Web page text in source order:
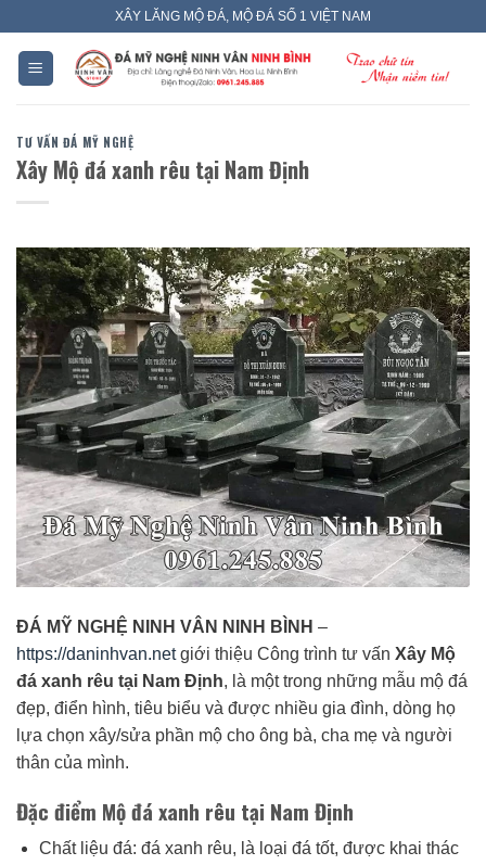
content
XÂY LĂNG MỘ ĐÁ, MỘ ĐÁ SỐ 1 VIỆT NAM
TƯ VẤN ĐÁ MỸ NGHỆ
Xây Mộ đá xanh rêu tại Nam Định
ĐÁ MỸ NGHỆ NINH VÂN NINH BÌNH –
https://daninhvan.netgiới thiệu Công trình tư vấn Xây Mộ
đá xanh rêu tại Nam Định, là một trong những mẫu mộ đá
đẹp, điển hình, tiêu biểu và được nhiều gia đình, dòng họ
lựa chọn xây/sửa phần mộ cho ông bà, cha mẹ và người
thân của mình.
Đặc điểm Mộ đá xanh rêu tại Nam Định
Chất liệu đá: đá xanh rêu, là loại đá tốt, được khai thác